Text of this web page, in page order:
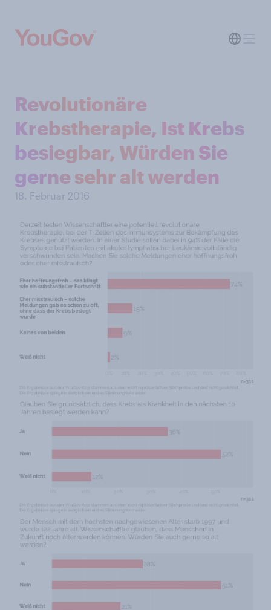
Revolutionäre
Krebstherapie, Ist Krebs
besiegbar, Würden Sie
gerne sehr alt werden
18. Februar 2016